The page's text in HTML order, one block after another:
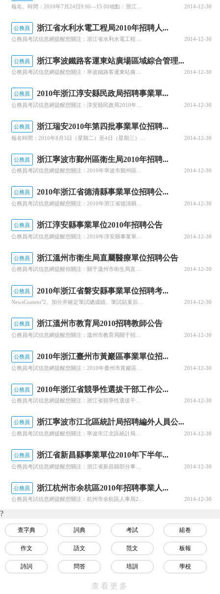
2014-12-30
公務員 浙江省水利水電工程局2010年招聘人...
2014-12-30
公務員 浙江寧波鐵路客運東站廣場區域綜合管理...
公務員考試信息網提醒您關注：寧波鐵路客運東站廣場區域綜合管理辦公室公開招聘啟事報名時間地點：2010年8月1-2日兩天（８:30-17:00）;江東區社會事務服務中心大廳57—58號窗口（寧波市興寧路456號，東方商務中心1號樓3樓）。波客運東站廣場區域。因工作需要，現向社會公開招聘編制外工作人員57名，要求政治素質好，無違法違紀情況，身體健康（年齡、學歷及具體要求見附表1、附表2）。 2014-12-30
公務員 2010年浙江淳安縣民政局招聘事業單...
2014-12-30
公務員 浙江瑞安2010年第四批事業單位招聘...
2014-12-30
公務員 浙江寧波市鄞州區衛生局2010年招聘...
2014-12-30
公務員 2010年浙江省德清縣事業單位招聘公...
2014-12-30
公務員 浙江淳安縣事業單位2010年招聘公告
2014-12-30
公務員 浙江溫州市衛生局直屬醫療單位招聘公告
公務員考試信息網提醒你關注：關于溫州市衛生局直屬醫療單位面向社會公開招聘工作人員的公告現場審核確認：現場審核確認時間為2010年8月16日（上午8：00-11：30，下午2：00-5：00），到相關招聘單位人事科審核及確認。審核確認時需提交以下個人材料：⑴《溫州市衛生局直屬單位公開招聘工作人員報名表因工作需要，市衛生局直屬醫療衛生單位面向社會公開招聘37名工作人員，現將有關事項公告如下：一、招聘崗 2014-12-30
公務員 2010年浙江省磐安縣事業單位招聘考...
NewsContent"2、加分并確定筆試總成績。筆試結束后，對下列人員在筆試成績的基礎上實行優惠加分后確定筆試總成績：（1）磐安縣選聘到村（社區）工作年度考核均為稱職以上且仍在村（社區）工作的高校畢業生，滿3年以上的筆試成績加3分、2年以上的加2分、1年以上的加1分（截止2010年9月止）。（2）報考鄉鎮文化、水管、規劃員職位的人員，若是水管、文化、規劃相關專業的畢業生，研究生及以上的筆試成績加 2014-12-30
公務員 浙江溫州市教育局2010招聘教師公告
2014-12-30
公務員 2010年浙江臺州市黃巖區事業單位招...
2014-12-30
公務員 2010年浙江省競爭性選拔干部工作公...
公務員考試信息網提醒您關注：浙江省競爭性選拔干部工作公告、報名時間、方式及要求1、報名時間2010年7月17至27日。具體截止時間為7月27日18時。2、報名方式省級機關事業單位、本科高校領導干部和省屬企業領導人員職位采取組織推薦和個人自薦相結合。省級機關處級領導干部職位和主任科員以下公務員職位采取個人自薦方式。報考人員通過浙江組織工作網（http://zjdj.zjol.com.cn/）或浙江人 2014-12-30
公務員 浙江寧波市江北區統計局招聘編外人員公...
2014-12-30
公務員 浙江省新昌縣事業單位2010年下半年...
公務員考試信息網提醒您關注：浙江省新昌縣部分事業單位2010年下半年公開招聘工作人員的公告筆試成績查詢公示：筆試、面試、體檢和考察工作結束后，根據不同崗位聘用名額，從高分到低分依次確定擬聘用人員，由縣委組織部、縣人事局向社會公示。綜合基礎知識筆試時間為2010年7月31日上午9：00-11：30，具體有關事項詳見《準考證附：《2010年下半年新昌縣部分事業單位公開招聘工作人員需求計劃表》 2014-12-30
公務員 浙江杭州市余杭區2010年招聘事業人...
公務員考試信息網提醒您關注：杭州市余杭區人事局2010年夏季招聘403名事業單位工作人員公告報名采取網上報名、資格初審、繳費確認、準考證下載。1、注冊及報名時間：2010年7月24日上午9時—7月26日下午17時。網址：http://www.ttt.gov.cn（培訓考試網）。報考人員登錄培訓考試網進入杭州市事業單位招考報名系統注冊個人真實信息，并上傳本人的電子照片（近期免冠、正面證件 2014-12-30
?
查字典 詞典 考試 組卷
作文 語文 范文 板報
詩詞 問答 培訓 學校
查看更多